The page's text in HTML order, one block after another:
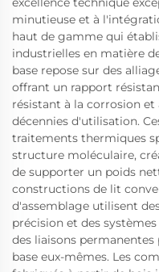
minutieuse et à
haut de gamme qui
industrielles en matière
base repose sur des
offrant un rapport
résistant à la corrosion
décennies d'utilisation.
traitements thermiques
structure moléculaire,
de supporter un poids
constructions de lit
d'assemblage utilisent
précision et des
des liaisons
base eux-mêmes. Les